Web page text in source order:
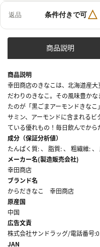
返品 条件付きで可△
商品説明
商品説明
幸田商店のきなこは、北海道産
だわりのきなこ。その風味豊か
たのが「黒ごまアーモンドきな
サミン、アーモンドに含まれる
ている優れもの！毎日飲んでから
成分（保証分析値）
たんぱく質: 、 脂質: 、 粗繊維:
メーカー名(製造販売会社)
幸田商店
ブランド名
からだきなこ 幸田商店
原産国
中国
広告文責
株式会社サンドラッグ/電話番号
JAN